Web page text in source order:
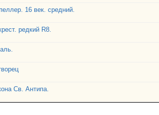
16 век. средний.
редкий R8.
Св. Антипа.